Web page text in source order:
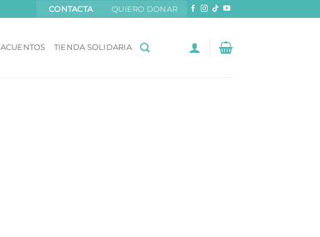
CONTACTA QUIERO DONAR
TIENDA SOLIDARIA